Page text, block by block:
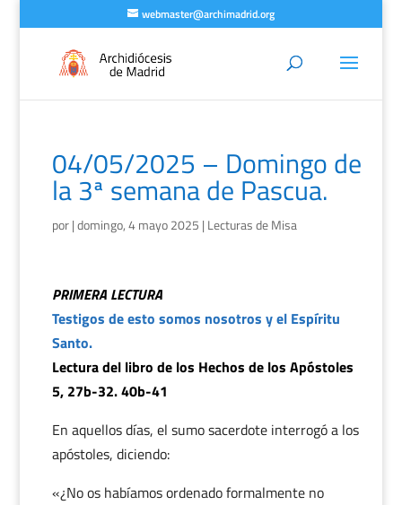
webmaster@archimadrid.org
04/05/2025 – Domingo de
la 3ª semana de Pascua.
por|domingo, 4 mayo 2025 | Lecturas de Misa
PRIMERA LECTURA
Testigos de esto somos nosotros y el Espíritu
Santo.
Lectura del libro de los Hechos de los Apóstoles
5, 27b-32. 40b-41
En aquellos días, el sumo sacerdote interrogó a los
apóstoles, diciendo:
«¿No os habíamos ordenado formalmente no